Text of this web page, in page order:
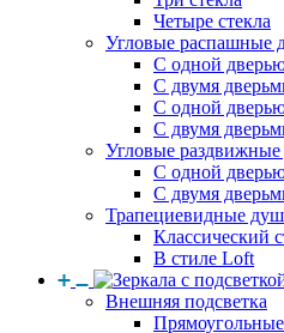
Четыре стекла
Угловые распашные
С одной
С двумя
С одной
С двумя
Угловые
С одной
С двумя
Трапециевидные
Классический
В стиле Loft
Внешняя подсветка
Прямоугольные